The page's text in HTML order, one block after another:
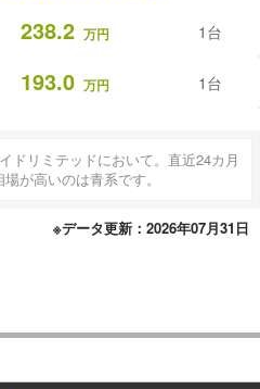
238.2 万円 1台
193.0 万円 1台
ドリミテッドにおいて。直近24カ月
が高いのは青系です。
※データ更新：2026年07月31日